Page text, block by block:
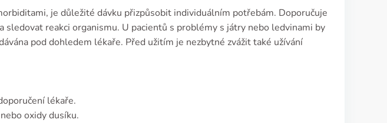
je důležité dávku přizpůsobit individuálním potřebám. Doporučuje
sledovat reakci organismu. U pacientů s problémy s játry nebo ledvinami by
pod dohledem lékaře. Před užitím je nezbytné zvážit také užívání
lékaře.
oxidy dusíku.